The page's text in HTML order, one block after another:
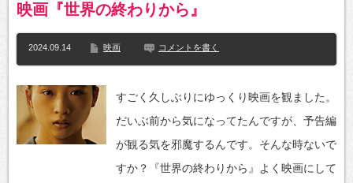
映画『世界の終わりから』
2024.09.14 映画 コメントを書く
すごく久しぶりにゆっくり映画を観ました。
だいぶ前から気になってたんですが、予告編
が観る気を邪魔するんです。そんな時ないで
すか？『世界の終わりから』よく映画にして